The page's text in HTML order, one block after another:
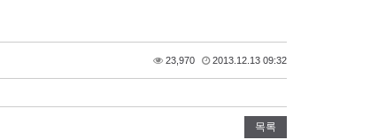
23,970 2013.12.13 09:32
목록